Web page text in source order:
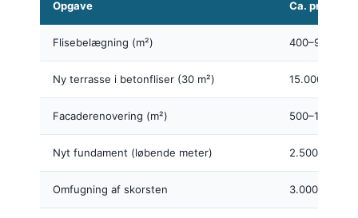
Opgave Ca. pris
Flisebelægning (m²) 400–900 kr./
Ny terrasse i betonfliser (30 m²)
Facaderenovering (m²) 500–1.200
Nyt fundament (løbende meter) 2.500–6.000
Omfugning af skorsten 3.000–9.000